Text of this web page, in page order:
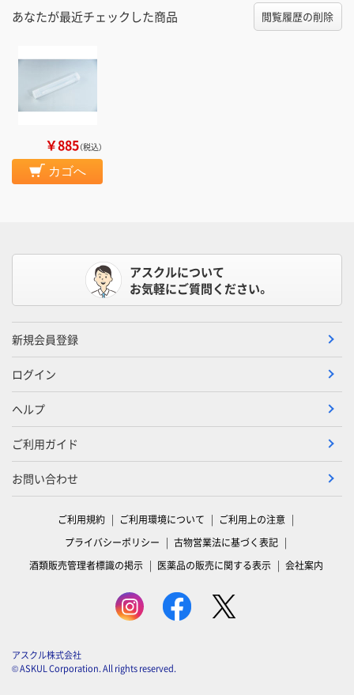
あなたが最近チェックした商品 閲覧履歴の削除
￥885（税込）
カゴへ
アスクルについて
お気軽にご質問ください。
新規会員登録
ログイン
ヘルプ
ご利用ガイド
お問い合わせ
ご利用規約 ご利用環境について
ご利用上の注意
プライバシーポリシー
古物営業法に基づく表記
酒類販売管理者標識の掲示
医薬品の販売に関する表示 会社案内
アスクル株式会社
© ASKUL Corporation. All rights reserved.